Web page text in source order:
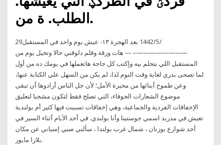
الطلب. ة من.
29‏‏/5‏‏/1442 بعد الهجرة ١٣- عيش يوم واحد في المستقبل
————————– — هات ورقة وقلم دلوقتي حالا وتخيل يوم من
المستقبل اللي بتحلم بيه وإكتب كل حاجة هاتعملها في يومك ده من أول
لما تصحى بدري لغاية وقت النوم لذا، لم يكن من السهل علي الكتابة عنها،
وعن طموح أبنائها من محبرة الأمل؛ لأن جل الناس أرادوها أن تبقى
موضوع الشعارات الجوفاء، التي تصلح فقط لتكون مشجبا لتعليق
الإخفاقات الفردية والجماعية، وهي إخفاقات تسببت فيها كثير أم بولندية
تعيش في مدريد اسمي جوستينا وأنا بولندي. في أحد الأيام أثناء السير في
أحد شوارع بوزنان ، شمال غرب بولندا ، سألني صبي إسباني عن مكان
بلازا مايور.